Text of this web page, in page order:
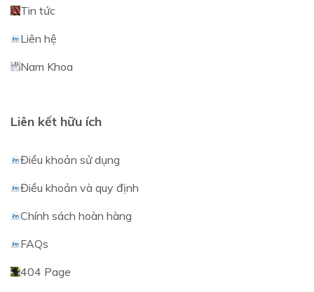
Tin tức
Liên hệ
Nam Khoa
Liên kết hữu ích
Điều khoản sử dụng
Điều khoản và quy định
Chính sách hoàn hàng
FAQs
404 Page